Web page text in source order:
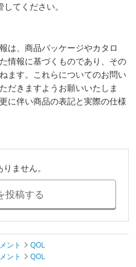
てください。
は、商品パッケージやカタロ
情報に基づくものであり、その
ます。これらについてのお問い
だきますようお願いいたしま
に伴い商品の表記と実際の仕様
ません。
投稿する
ント
QOL
ント
QOL